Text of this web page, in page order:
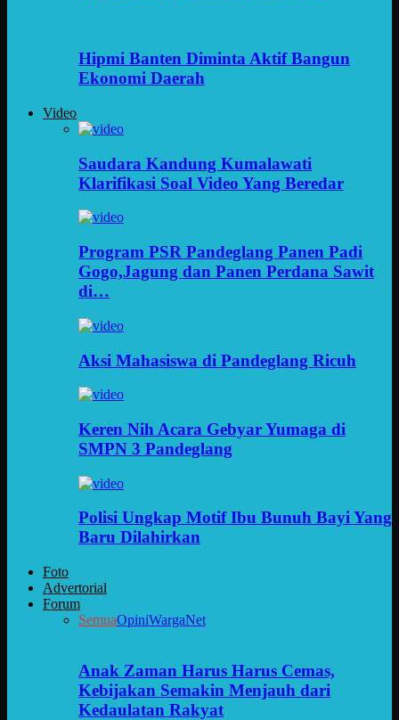
Hipmi Banten Diminta Aktif Bangun
Ekonomi Daerah
Video
Saudara Kandung Kumalawati
Klarifikasi Soal Video Yang Beredar
Program PSR Pandeglang Panen Padi
Gogo,Jagung dan Panen Perdana Sawit
di…
Aksi Mahasiswa di Pandeglang Ricuh
Keren Nih Acara Gebyar Yumaga di
SMPN 3 Pandeglang
Polisi Ungkap Motif Ibu Bunuh Bayi Yang
Baru Dilahirkan
Foto
Advertorial
Forum
SemuaOpiniWargaNet
Anak Zaman Harus Harus Cemas,
Kebijakan Semakin Menjauh dari
Kedaulatan Rakyat